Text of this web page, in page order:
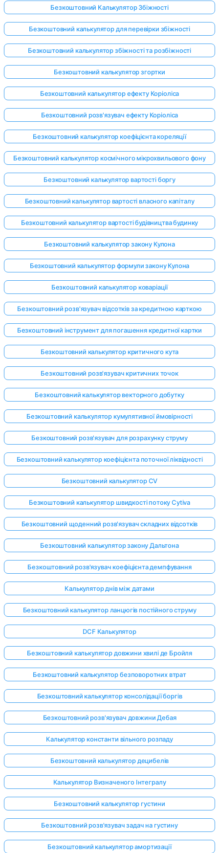
Увійдіть
тут!
Безкоштовний Калькулятор Збіжності
Безкоштовний калькулятор для перевірки збіжності
Безкоштовний калькулятор збіжності та розбіжності
Безкоштовний калькулятор згортки
Безкоштовний калькулятор ефекту Коріоліса
Безкоштовний розв'язувач ефекту Коріоліса
Безкоштовний калькулятор коефіцієнта кореляції
Безкоштовний калькулятор космічного мікрохвильового фону
Безкоштовний калькулятор вартості боргу
Безкоштовний калькулятор вартості власного капіталу
Безкоштовний калькулятор вартості будівництва будинку
Безкоштовний калькулятор закону Кулона
Безкоштовний калькулятор формули закону Кулона
Безкоштовний калькулятор коваріації
Безкоштовний розв'язувач відсотків за кредитною карткою
Безкоштовний інструмент для погашення кредитної картки
Безкоштовний калькулятор критичного кута
Безкоштовний розв'язувач критичних точок
Безкоштовний калькулятор векторного добутку
Безкоштовний калькулятор кумулятивної ймовірності
Безкоштовний розв'язувач для розрахунку струму
Безкоштовний калькулятор коефіцієнта поточної ліквідності
Безкоштовний калькулятор CV
Безкоштовний калькулятор швидкості потоку Cytiva
Безкоштовний щоденний розв'язувач складних відсотків
Безкоштовний калькулятор закону Дальтона
Безкоштовний розв'язувач коефіцієнта демпфування
Калькулятор днів між датами
Безкоштовний калькулятор ланцюгів постійного струму
DCF Калькулятор
Безкоштовний калькулятор довжини хвилі де Бройля
Безкоштовний калькулятор безповоротних втрат
Безкоштовний калькулятор консолідації боргів
Безкоштовний розв'язувач довжини Дебая
Калькулятор константи вільного розпаду
Безкоштовний калькулятор децибелів
Калькулятор Визначеного Інтегралу
Безкоштовний калькулятор густини
Безкоштовний розв'язувач задач на густину
Безкоштовний калькулятор амортизації